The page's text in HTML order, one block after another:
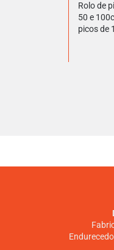
Rolo de
50 e
picos de